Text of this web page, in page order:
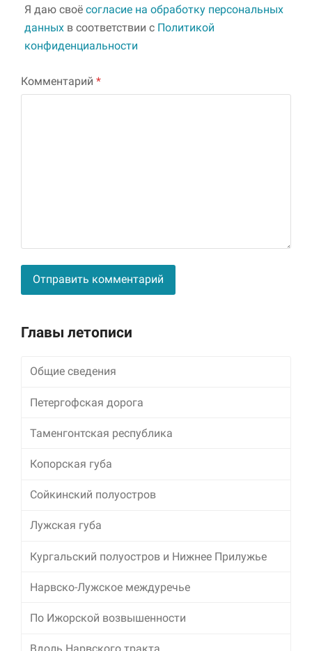
Я даю своё согласие на обработку персональных
данных в соответствии с Политикой
конфиденциальности
Комментарий *
Главы летописи
Общие сведения
Петергофская дорога
Таменгонтская республика
Копорская губа
Сойкинский полуостров
Лужская губа
Кургальский полуостров и Нижнее Прилужье
Нарвско-Лужское междуречье
По Ижорской возвышенности